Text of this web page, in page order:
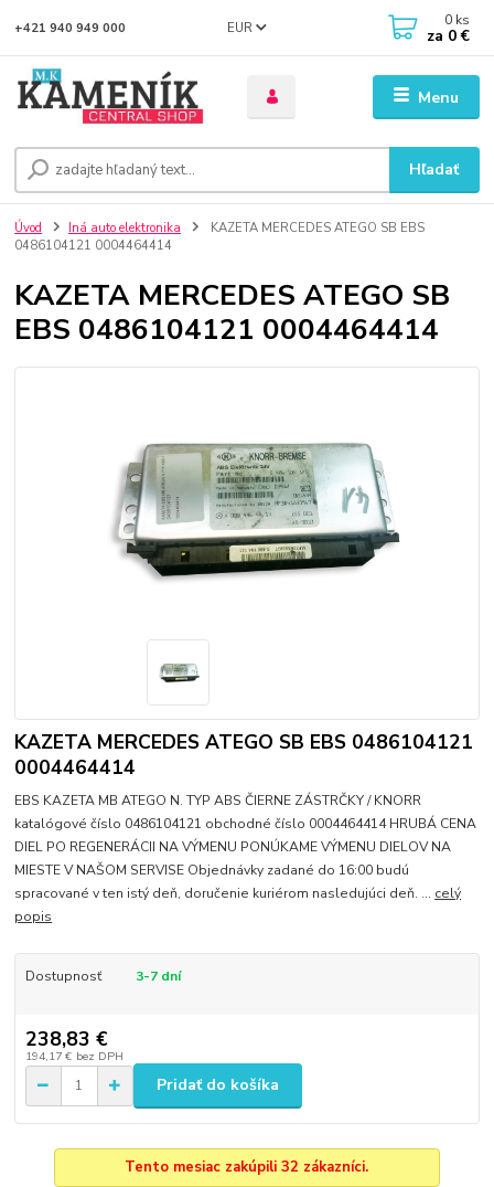
Menu
EUR
Hľadať
+421 940 949 000 0 ks
za 0 €
Úvod Iná auto elektronika
KAZETA MERCEDES ATEGO SB EBS
0486104121 0004464414
KAZETA MERCEDES ATEGO SB
EBS 0486104121 0004464414
KAZETA MERCEDES ATEGO SB EBS 0486104121
0004464414
EBS KAZETA MB ATEGO N. TYP ABS ČIERNE ZÁSTRČKY / KNORR
katalógové číslo 0486104121 obchodné číslo 0004464414 HRUBÁ CENA
DIEL PO REGENERÁCII NA VÝMENU PONÚKAME VÝMENU DIELOV NA
MIESTE V NAŠOM SERVISE Objednávky zadané do 16:00 budú
spracované v ten istý deň, doručenie kuriérom nasledujúci deň. ... celý
popis
Dostupnosť 3-7 dní
238,83 €
194,17 € bez DPH
Pridať do košíka
Tento mesiac zakúpili 32 zákazníci.